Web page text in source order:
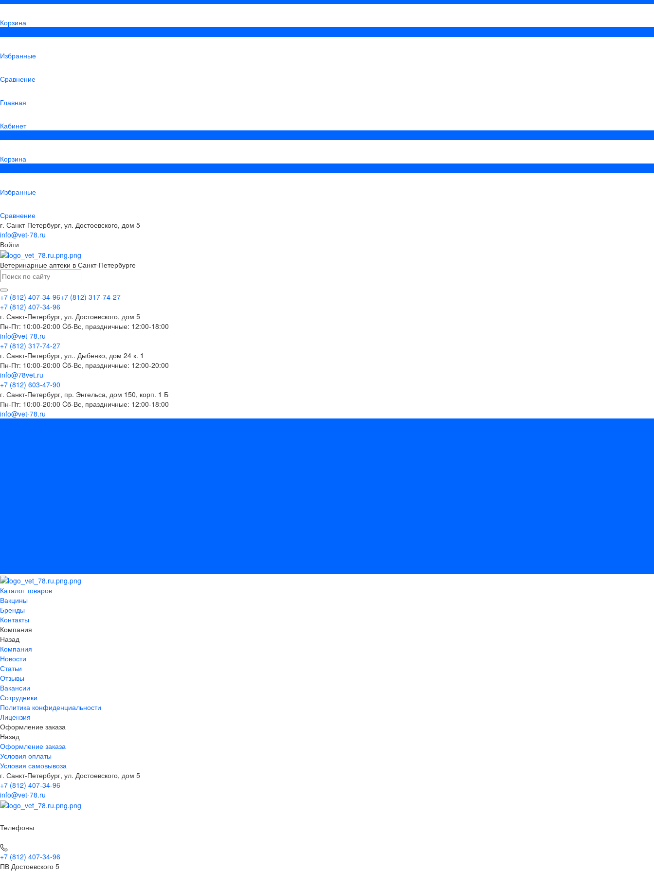
Корзина
Избранные
Сравнение
Главная
Кабинет
Корзина
Избранные
Сравнение
г. Санкт-Петербург, ул. Достоевского, дом 5
info@vet-78.ru
Войти
Ветеринарные аптеки в Санкт-Петербурге
+7 (812) 407-34-96+7 (812) 317-74-27
+7 (812) 407-34-96
г. Санкт-Петербург, ул. Достоевского, дом 5
Пн-Пт: 10:00-20:00 Cб-Вс, праздничные: 12:00-18:00
info@vet-78.ru
+7 (812) 317-74-27
г. Санкт-Петербург, ул.. Дыбенко, дом 24 к. 1
Пн-Пт: 10:00-20:00 Cб-Вс, праздничные: 12:00-20:00
info@78vet.ru
+7 (812) 603-47-90
г. Санкт-Петербург, пр. Энгельса, дом 150, корп. 1 Б
Пн-Пт: 10:00-20:00 Cб-Вс, праздничные: 12:00-18:00
info@vet-78.ru
Каталог товаров
Вакцины
Бренды
Контакты
Компания
Назад
Компания
Новости
Статьи
Отзывы
Вакансии
Сотрудники
Политика конфиденциальности
Лицензия
Оформление заказа
Назад
Оформление заказа
Условия оплаты
Условия самовывоза
г. Санкт-Петербург, ул. Достоевского, дом 5
+7 (812) 407-34-96
info@vet-78.ru
Телефоны
+7 (812) 407-34-96
ПВ Достоевского 5